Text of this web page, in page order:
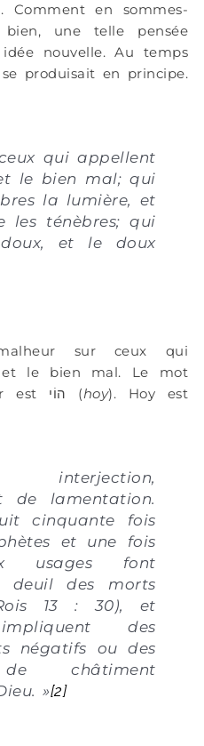
Comment en sommes-
une telle pensée
nouvelle. Au temps
produisait en principe.
qui appellent
le bien mal; qui
la lumière, et
les ténèbres; qui
et le doux
sur ceux qui
le bien mal. Le mot
hébreu traduit malheur est הוֹי (hoy). Hoy est
interjection,
de lamentation.
cinquante fois
et une fois
usages font
deuil des morts
13 : 30), et
des
négatifs ou des
châtiment
»[2]